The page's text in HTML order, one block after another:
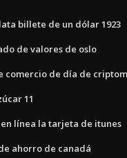
billete de un dólar 1923
de valores de oslo
comercio de día de
11
línea la tarjeta de itunes
ahorro de canadá